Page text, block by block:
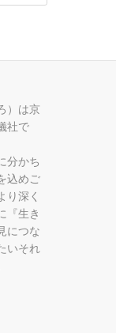
）は京
社で
分かち
込めご
り深く
『生き
につな
いそれ